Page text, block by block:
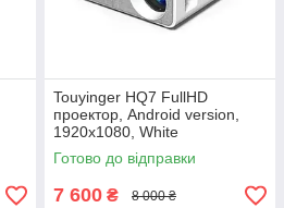
Touyinger HQ7 FullHD
проектор, Android version,
1920х1080, White
Готово до відправки
7 600 ₴ 8 000 ₴